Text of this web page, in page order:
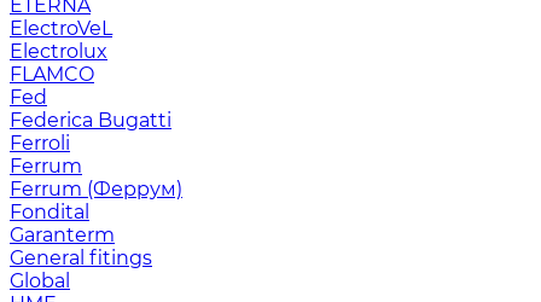
ETERNA
ElectroVeL
Electrolux
FLAMCO
Fed
Federica Bugatti
Ferroli
Ferrum
Ferrum (Феррум)
Fondital
Garanterm
General fitings
Global